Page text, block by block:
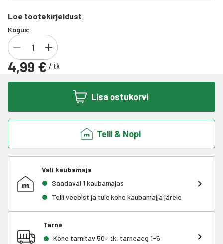
Loe tootekirjeldust
Kogus:
4,99 € / tk
Lisa ostukorvi
Telli & Nopi
Vali kaubamaja
Saadaval 1 kaubamajas
Telli veebist ja tule kohe kaubamajja järele
Tarne
Kohe tarnitav 50+ tk, tarneaeg 1-5